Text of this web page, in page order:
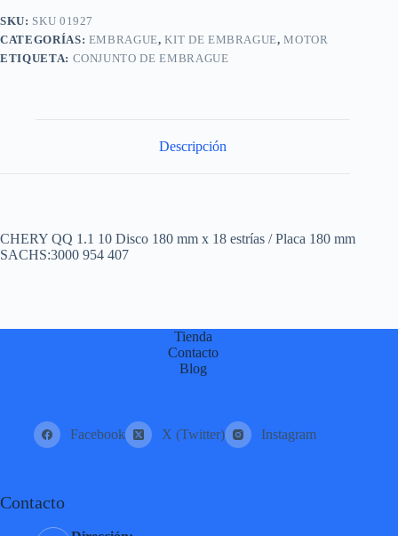
10
Dis
y
r
n
a
SKU: SKU 01927
CATEGORÍAS: EMBRAGUE,KIT DE EMBRAGUE,MOTOR
ETIQUETA: CONJUNTO DE EMBRAGUE
Descripción
CHERY QQ 1.1 10 Disco 180 mm x 18 estrías / Placa 180 mm
SACHS:3000 954 407
Tienda
Contacto
Blog
Facebook X (Twitter) Instagram
Contacto